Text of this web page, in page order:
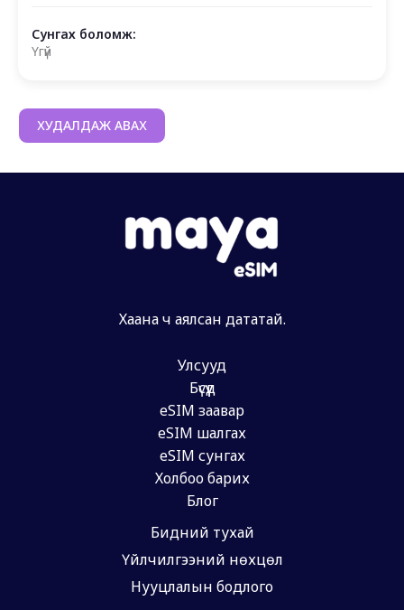
Сунгах боломж:
Үгүй
ХУДАЛДАЖ АВАХ
Хаана ч аялсан дататай.
Улсууд
Бүсүүд
eSIM заавар
eSIM шалгах
eSIM сунгах
Холбоо барих
Блог
Бидний тухай
Үйлчилгээний нөхцөл
Нууцлалын бодлого